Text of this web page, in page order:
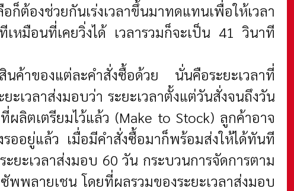
ต้องช่วยกันเร่งเวลาขึ้นมาทดแทนเพื่อให้เวลา
หมือนที่เคยวิ่งได้ เวลารวมก็จะเป็น 41 วินาที
นค้าของแต่ละคำสั่งซื้อด้วย นั่นคือระยะเวลาที่
เวลาส่งมอบว่า ระยะเวลาตั้งแต่วันสั่งจนถึงวัน
ลิตเตรียมไว้แล้ว (Make to Stock) ลูกค้าอาจ
ออยู่แล้ว เมื่อมีคำสั่งซื้อมาก็พร้อมส่งให้ได้ทันที
ะเวลาส่งมอบ 60 วัน กระบวนการจัดการตาม
พลายเชน โดยที่ผลรวมของระยะเวลาส่งมอบ